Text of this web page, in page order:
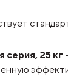
25 кг